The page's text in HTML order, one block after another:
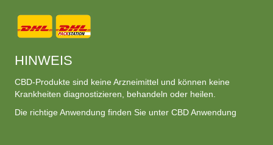
HINWEIS
CBD-Produkte sind keine Arzneimittel und können keine
Krankheiten diagnostizieren, behandeln oder heilen.
Die richtige Anwendung finden Sie unter CBD Anwendung